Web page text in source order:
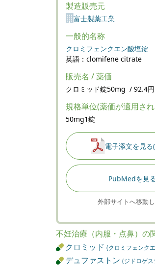
製造販売元
富士製薬工業
一般的名称
クロミフェンクエン酸塩錠
英語：clomifene citrate
販売名 / 薬価
クロミッド錠50mg / 92.4円
規格単位(薬価が適用さ
50mg1錠
電子添文を見る
PubMedを見
外部サイトへ移動
不妊治療（内服・点鼻）の
クロミッド(クロミフェンク
デュファストン(ジドロゲ